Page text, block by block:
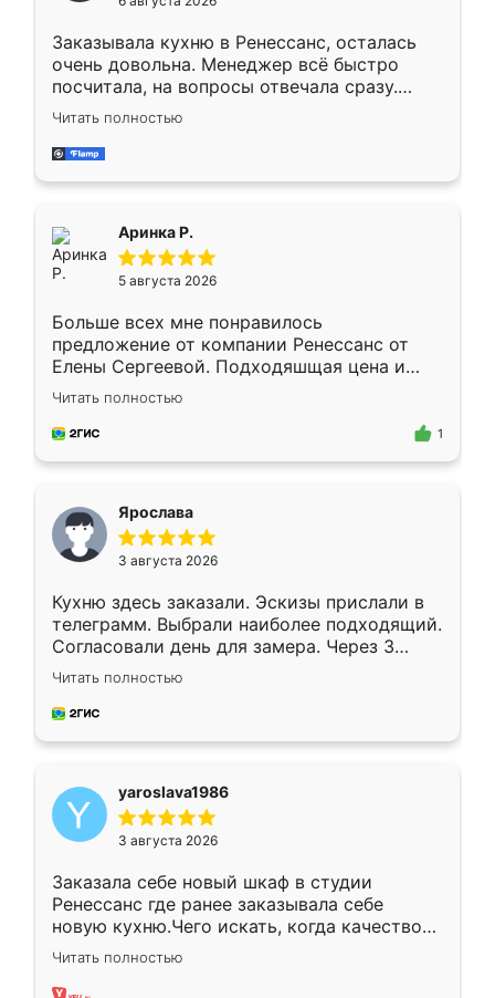
мебели буду заказывать только здесь.
Заказывала кухню в Ренессанс, осталась
очень довольна. Менеджер всё быстро
посчитала, на вопросы отвечала сразу.
Замерщик приехал в субботу, подошёл к
делу со всей ответственностью. Собрали
за день, ребята работали аккуратно, даже
Читать полностью
Аринка Р.
5 августа 2026
Больше всех мне понравилось
предложение от компании Ренессанс от
Елены Сергеевой. Подходяшщая цена и
короткие сроки изготовления. Приехавший
для замера сотрудник Владислав
предложил по моему эскизу самый
Читать полностью
1
Ярослава
3 августа 2026
Кухню здесь заказали. Эскизы прислали в
телеграмм. Выбрали наиболее подходящий.
Согласовали день для замера. Через 3
недели кухня была уже готова. Остались
довольны работой. Спасибо Ренессанс
мебель за качественную работу!
Читать полностью
yaroslava1986
3 августа 2026
Заказала себе новый шкаф в студии
Ренессанс где ранее заказывала себе
новую кухню.Чего искать, когда качеством
вполне довольна. Служит кухня уже почти
два года, нареканий нет.
Читать полностью